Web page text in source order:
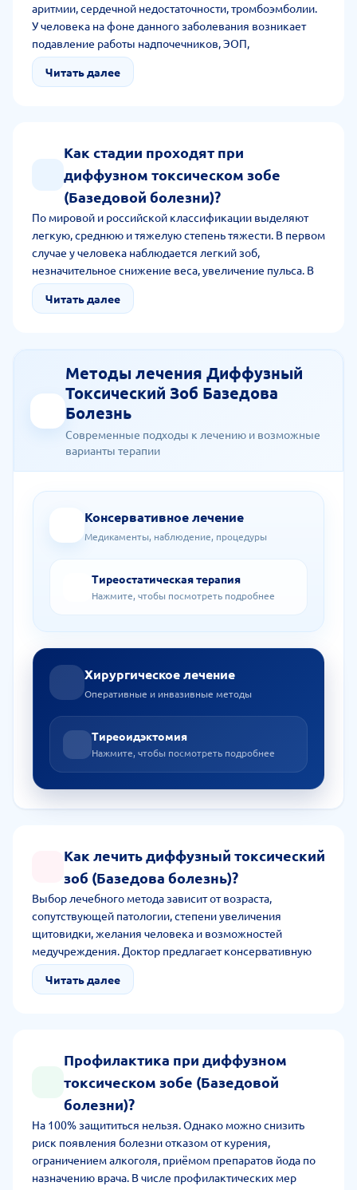
аритмии, сердечной недостаточности, тромбоэмболии.
У человека на фоне данного заболевания возникает
подавление работы надпочечников, ЭОП,
претибиальная микседема. Осложнением становится
остеопороз и тиреотоксический криз. Последнее
Читать далее
Как стадии проходят при
диффузном токсическом зобе
(Базедовой болезни)?
По мировой и российской классификации выделяют
легкую, среднюю и тяжелую степень тяжести. В первом
случае у человека наблюдается легкий зоб,
незначительное снижение веса, увеличение пульса. В
средней степени тяжести пациент сталкивается с
тахикардией, повышенной нервной возбудимостью. В
Читать далее
Методы лечения Диффузный
Токсический Зоб Базедова
Болезнь
Современные подходы к лечению и возможные
варианты терапии
Консервативное лечение
Медикаменты, наблюдение, процедуры
Тиреостатическая терапия
Нажмите, чтобы посмотреть подробнее
Хирургическое лечение
Оперативные и инвазивные методы
Тиреоидэктомия
Нажмите, чтобы посмотреть подробнее
Как лечить диффузный токсический
зоб (Базедова болезнь)?
Выбор лечебного метода зависит от возраста,
сопутствующей патологии, степени увеличения
щитовидки, желания человека и возможностей
медучреждения. Доктор предлагает консервативную
терапию для блокировки тиреоидных гормонов,
хирургическое лечение для удаления щитовидной
Читать далее
Профилактика при диффузном
токсическом зобе (Базедовой
болезни)?
На 100% защититься нельзя. Однако можно снизить
риск появления болезни отказом от курения,
ограничением алкоголя, приёмом препаратов йода по
назначению врача. В числе профилактических мер